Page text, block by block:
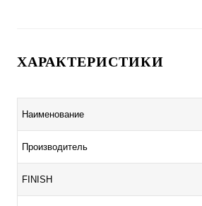
ХАРАКТЕРИСТИКИ
Наименование
Производитель
FINISH